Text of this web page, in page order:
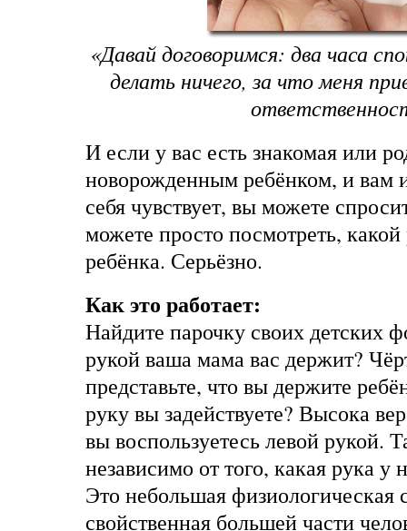
«Давай договоримся: два часа
делать ничего, за что меня
И если у вас есть знакомая или
новорожденным ребёнком, и вам
себя чувствует, вы можете
можете просто посмотреть,
ребёнка. Серьёзно.
Как это работает:
Найдите парочку своих детских
рукой ваша мама вас держит?
представьте, что вы держите
руку вы задействуете? Высока
вы воспользуетесь левой рукой.
независимо от того, какая рука
Это небольшая физиологическая
свойственная большей части